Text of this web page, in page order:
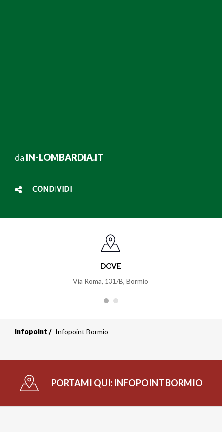
da IN-LOMBARDIA.IT
CONDIVIDI
DOVE
Via Roma, 131/B, Bormio
Infopoint Infopoint Bormio
PORTAMI QUI: INFOPOINT BORMIO